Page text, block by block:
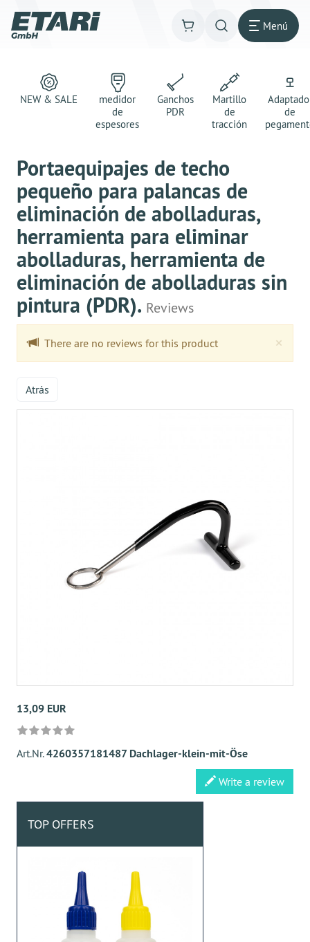
Menú
NEW & SALE
medidor
de
espesores
Ganchos
PDR
Martillo
de
tracción
de
Portaequipajes de techo
pequeño para palancas de
eliminación de abolladuras,
herramienta para eliminar
abolladuras, herramienta de
eliminación de abolladuras sin
pintura (PDR). Reviews
×
There are no reviews for this product
Atrás
13,09 EUR
Art.Nr.4260357181487 Dachlager-klein-mit-Öse
Write a review
TOP OFFERS